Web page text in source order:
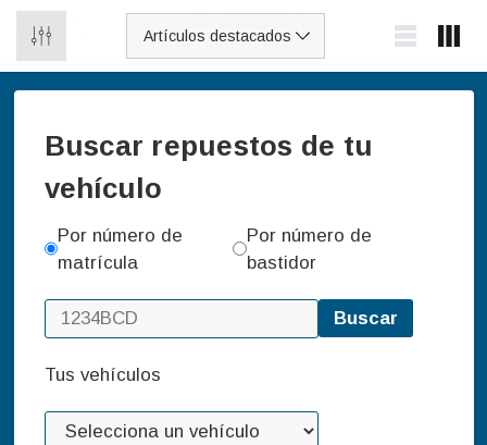
Buscar repuestos de tu
vehículo
Por número de
matrícula
Por número de
bastidor
Buscar
Tus vehículos